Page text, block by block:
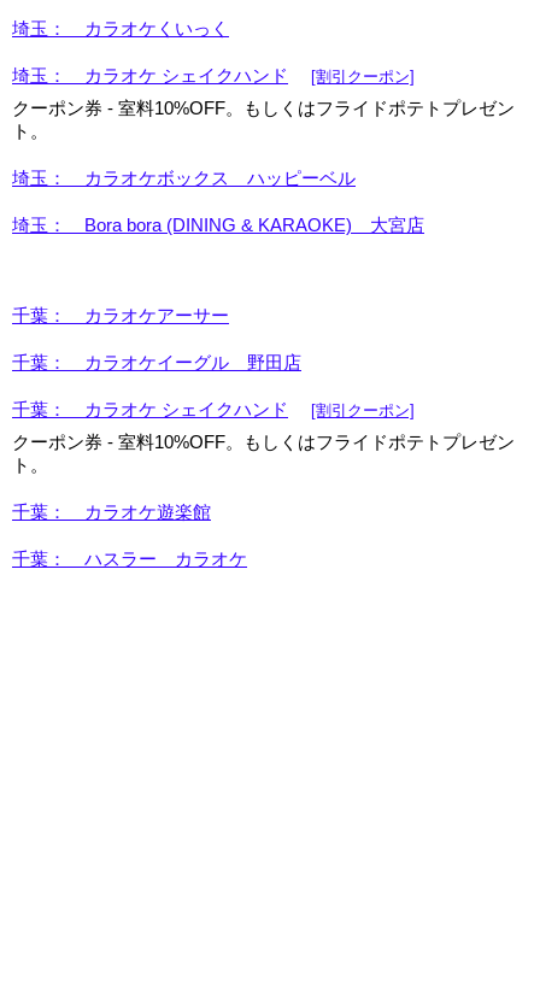
埼玉： カラオケくいっく
埼玉： カラオケ シェイクハンド [割引クーポン]
クーポン券 - 室料10%OFF。もしくはフライドポテトプレゼン
ト。
埼玉： カラオケボックス ハッピーベル
埼玉： Bora bora (DINING & KARAOKE) 大宮店
千葉： カラオケアーサー
千葉： カラオケイーグル 野田店
千葉： カラオケ シェイクハンド [割引クーポン]
クーポン券 - 室料10%OFF。もしくはフライドポテトプレゼン
ト。
千葉： カラオケ遊楽館
千葉： ハスラー カラオケ